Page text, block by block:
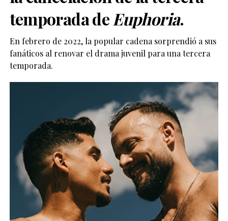
temporada de Euphoria.
En febrero de 2022, la popular cadena sorprendió a sus
fanáticos al renovar el drama juvenil para una tercera
temporada.